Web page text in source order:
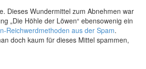
Dieses Wundermittel zum Abnehmen war
„Die Höhle der Löwen“ ebensowenig ein
Reichwerdmethoden aus der Spam.
doch kaum für dieses Mittel spammen,